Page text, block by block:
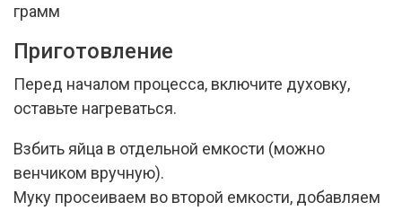
грамм
Приготовление
Перед началом процесса, включите духовку,
оставьте нагреваться.
Взбить яйца в отдельной емкости (можно
венчиком вручную).
Муку просеиваем во второй емкости, добавляем